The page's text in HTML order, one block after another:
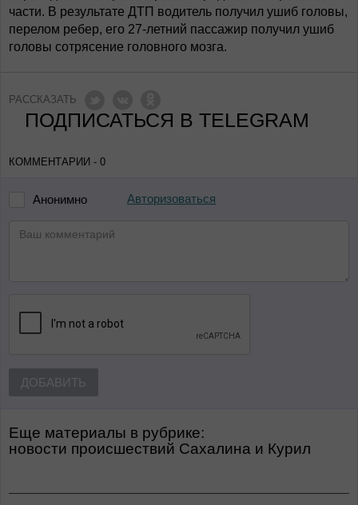
части. В результате ДТП водитель получил ушиб головы,
перелом ребер, его 27-летний пассажир получил ушиб
головы сотрясение головного мозга.
РАССКАЗАТЬ
ПОДПИСАТЬСЯ В TELEGRAM
КОММЕНТАРИИ - 0
Анонимно Авторизоваться
ДОБАВИТЬ
Еще материалы в рубрике:
Новости происшествий Сахалина и Курил